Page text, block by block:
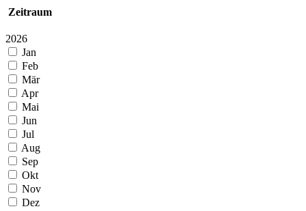
Zeitraum
2026
Jan
Feb
Mär
Apr
Mai
Jun
Jul
Aug
Sep
Okt
Nov
Dez